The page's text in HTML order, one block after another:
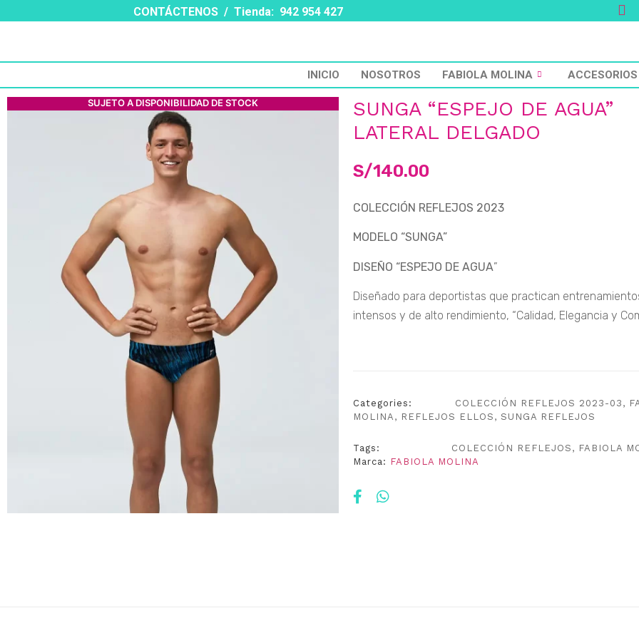
CONTÁCTENOS / Tienda: 942 954 427
INICIO NOSOTROS FABIOLA MOLINA ACCESORIOS
SUJETO A DISPONIBILIDAD DE STOCK
SUNGA “ESPEJO DE AGUA”
LATERAL DELGADO
S/140.00
COLECCIÓN REFLEJOS 2023
MODELO “SUNGA”
DISEÑO “ESPEJO DE AGUA”
Diseñado para deportistas que practican
intensos y de alto rendimiento, “Calidad, Elegancia y
Categories: COLECCIÓN REFLEJOS 2023-03 ,
MOLINA , REFLEJOS ELLOS , SUNGA REFLEJOS
Tags: COLECCIÓN REFLEJOS , FABIOLA
Marca: FABIOLA MOLINA